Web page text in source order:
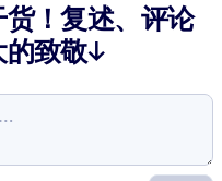
！复述、评论
的致敬↓